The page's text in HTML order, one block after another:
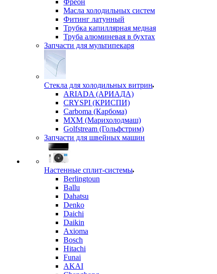
Фреон
Масла холодильных систем
Фитинг латунный
Трубка капиллярная медная
Труба алюминевая в бухтах
Запчасти для мультипекаря
Стекла для холодильных витрин
ARIADA (АРИАДА)
CRYSPI (КРИСПИ)
Carboma (Карбома)
MXM (Марихолодмаш)
Golfstream (Гольфстрим)
Запчасти для швейных машин
Настенные сплит-системы
Berlingtoun
Ballu
Dahatsu
Denko
Daichi
Daikin
Axioma
Bosch
Hitachi
Funai
AKAI